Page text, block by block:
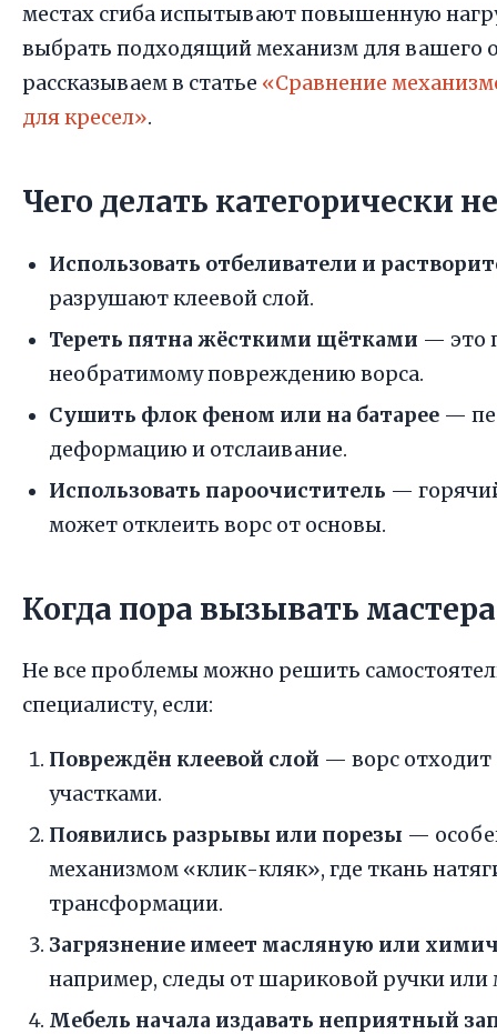
местах сгиба испытывают повышенную
выбрать подходящий механизм для вашего
рассказываем в статье «Сравнение
для кресел».
Чего делать категорически
Использовать отбеливатели и
разрушают клеевой слой.
Тереть пятна жёсткими щётками — это
необратимому повреждению ворса.
Сушить флок феном или на батарее —
деформацию и отслаивание.
Использовать пароочиститель —
может отклеить ворс от основы.
Когда пора вызывать мастера
Не все проблемы можно решить
специалисту, если:
Повреждён клеевой слой — ворс отходит
участками.
Появились разрывы или порезы —
механизмом «клик-кляк», где ткань
трансформации.
Загрязнение имеет масляную или
например, следы от шариковой ручки или
Мебель начала издавать неприятный